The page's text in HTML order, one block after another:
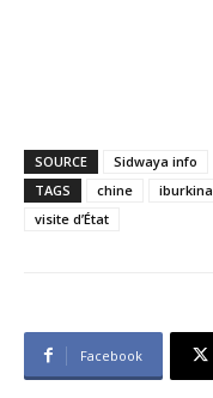
SOURCE
Sidwaya info
TAGS
chine iburkina
visite d’État
Facebook